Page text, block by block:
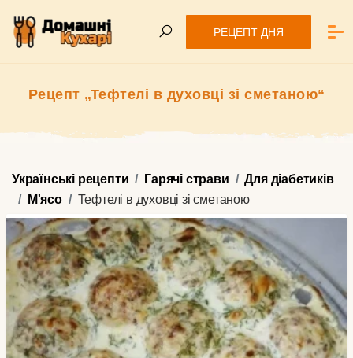
РЕЦЕПТ ДНЯ
Рецепт „Тефтелі в духовці зі сметаною“
Українські рецепти Гарячі страви
Для діабетиків
М'ясо
Тефтелі в духовці зі сметаною